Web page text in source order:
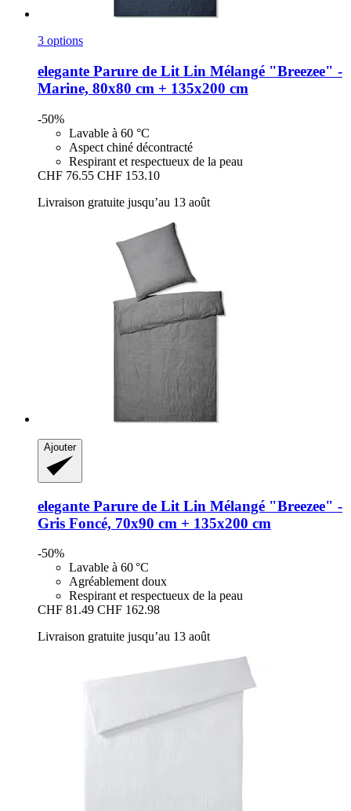
3 options
elegante Parure de Lit Lin Mélangé "Breezee" -​
Marine, 80x80 cm + 135x200 cm
-50%
Lavable à 60 °C
Aspect chiné décontracté
Respirant et respectueux de la peau
CHF 76.55 CHF 153.10
Livraison gratuite jusqu’au 13 août
Ajouter
elegante Parure de Lit Lin Mélangé "Breezee" -​
Gris Foncé, 70x90 cm + 135x200 cm
-50%
Lavable à 60 °C
Agréablement doux
Respirant et respectueux de la peau
CHF 81.49 CHF 162.98
Livraison gratuite jusqu’au 13 août